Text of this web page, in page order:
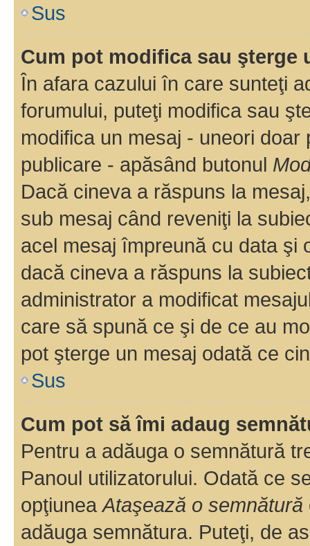
Sus
Cum pot modifica sau şterge
În afara cazului în care sunteţi
forumului, puteţi modifica sau
modifica un mesaj - uneori
publicare - apăsând butonul
Dacă cineva a răspuns la
sub mesaj când reveniţi la
acel mesaj împreună cu data şi
dacă cineva a răspuns la
administrator a modificat
care să spună ce şi de ce au
pot şterge un mesaj odată ce
Sus
Cum pot să îmi adaug
Pentru a adăuga o semnătură
Panoul utilizatorului. Odată ce
opţiunea Ataşează o semnătură
adăuga semnătura. Puteţi, de